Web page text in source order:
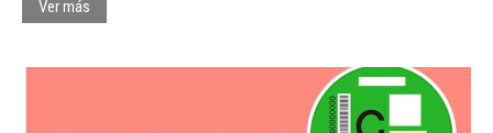
Ver más